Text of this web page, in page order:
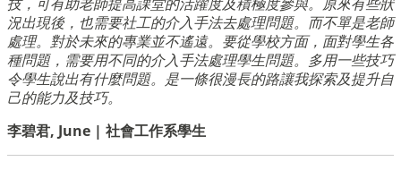
況出現後，也需要社工的介入手法去處理問題。而不單是老師
處理。對於未來的專業並不遙遠。要從學校方面，面對學生各
種問題，需要用不同的介入手法處理學生問題。多用一些技巧
令學生說出有什麼問題。是一條很漫長的路讓我探索及提升自
己的能力及技巧。
李碧君, June | 社會工作系學生